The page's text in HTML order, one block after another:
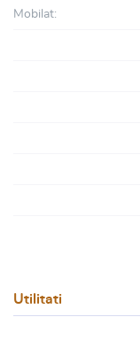
Mobilat:
Utilitati